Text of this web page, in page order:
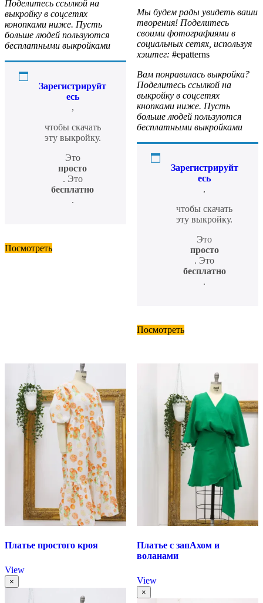
Поделитесь ссылкой на
выкройку в соцсетях
конопками ниже. Пусть
больше людей пользуются
бесплатными выкройками
Зарегистрируйт
есь
,
чтобы скачать
эту выкройку.
Это
просто
. Это
бесплатно
.
Посмотреть
Мы будем рады увидеть ваши
творения! Поделитесь
своими фотографиями в
социальных сетях, используя
хэштег: #epatterns
Вам понравилась выкройка?
Поделитесь ссылкой на
выкройку в соцсетях
кнопками ниже. Пусть
больше людей пользуются
бесплатными выкройками
Зарегистрируйт
есь
,
чтобы скачать
эту выкройку.
Это
просто
. Это
бесплатно
.
Посмотреть
Платье простого кроя
View
×
Платье с запАхом и
воланами
View
×